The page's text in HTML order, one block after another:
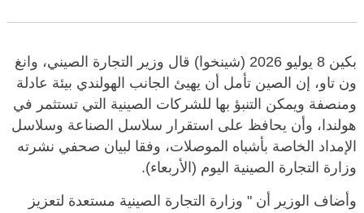
بكين 8 يوليو 2026 (شينخوا) قال وزير التجارة الصيني، وانغ
ون تاو، إن الصين تأمل أن يهيئ الجانب الهولندي بيئة عادلة
ومنصفة ويمكن التنبؤ بها للشركات الصينية التي تستثمر في
هولندا، وأن يحافظ على استقرار سلاسل الصناعة وسلاسل
الإمداد الخاصة بأشباه الموصلات، وفقا لبيان صحفي نشرته
وزارة التجارة الصينية اليوم (الأربعاء).
وأضاف الوزير أن " وزارة التجارة الصينية مستعدة لتعزيز